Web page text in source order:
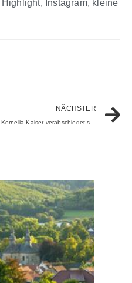
Highlight, Instagram, kleine
NÄCHSTER